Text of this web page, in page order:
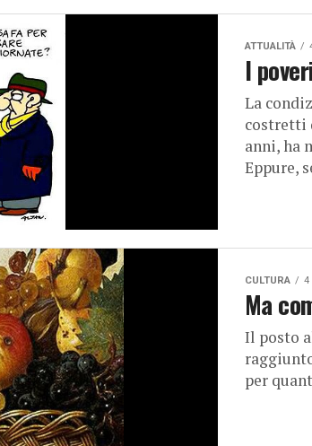
ATTUALITÀ
I
La
costretti
anni, ha
Eppure,
CULTURA 4
Ma
Il posto
per